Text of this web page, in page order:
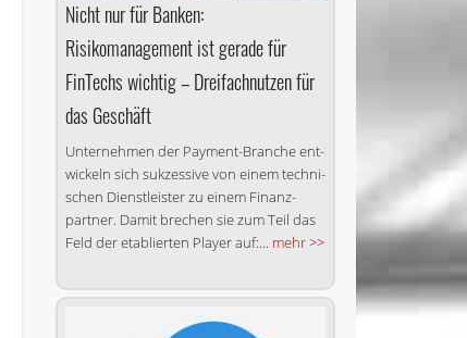
Nicht nur für Banken:
Risikomanagement ist gerade für
FinTechs wichtig – Drei­fachnutzen für
das Geschäft
Un­ternehmen der Payment-Bran­che ent­
wickeln sich sukzessive von ei­nem tech­ni­
schen Dienst­leis­ter zu ei­nem Fi­nanz­
partner. Damit bre­chen sie zum Teil das
Feld der eta­blier­ten Player auf:... mehr >>